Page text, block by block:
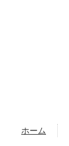
ホーム